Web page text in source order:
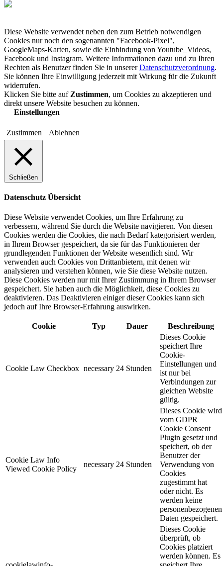
Diese Website verwendet neben den zum Betrieb notwendigen
Cookies nur noch den sogenannten "Facebook-Pixel",
GoogleMaps-Karten, sowie die Einbindung von Youtube_Videos,
Facebook und Instagram. Weitere Informationen dazu und zu Ihren
Rechten als Benutzer finden Sie in unsererDatenschutzverordnung.
Sie können Ihre Einwilligung jederzeit mit Wirkung für die Zukunft
widerrufen.
Klicken Sie bitte auf Zustimmen, um Cookies zu akzeptieren und
direkt unsere Website besuchen zu können.
Einstellungen
Zustimmen Ablehnen
Schließen
Datenschutz Übersicht
Diese Website verwendet Cookies, um Ihre Erfahrung zu
verbessern, während Sie durch die Website navigieren. Von diesen
Cookies werden die Cookies, die nach Bedarf kategorisiert werden,
in Ihrem Browser gespeichert, da sie für das Funktionieren der
grundlegenden Funktionen der Website wesentlich sind. Wir
verwenden auch Cookies von Drittanbietern, mit denen wir
analysieren und verstehen können, wie Sie diese Website nutzen.
Diese Cookies werden nur mit Ihrer Zustimmung in Ihrem Browser
gespeichert. Sie haben auch die Möglichkeit, diese Cookies zu
deaktivieren. Das Deaktivieren einiger dieser Cookies kann sich
jedoch auf Ihre Browser-Erfahrung auswirken.
Cookie Typ Dauer Beschreibung
Cookie Law Checkbox necessary 24 Stunden
Dieses Cookie
speichert Ihre
Cookie-
Einstellungen und
ist nur bei
Verbindungen zur
gleichen Website
gültig.
Cookie Law Info
Viewed Cookie Policy
necessary 24 Stunden
Dieses Cookie wird
vom GDPR
Cookie Consent
Plugin gesetzt und
speichert, ob der
Benutzer der
Verwendung von
Cookies
zugestimmt hat
oder nicht. Es
werden keine
personenbezogenen
Daten gespeichert.
Dieses Cookie
überprüft, ob
Cookies platziert
werden können. Es